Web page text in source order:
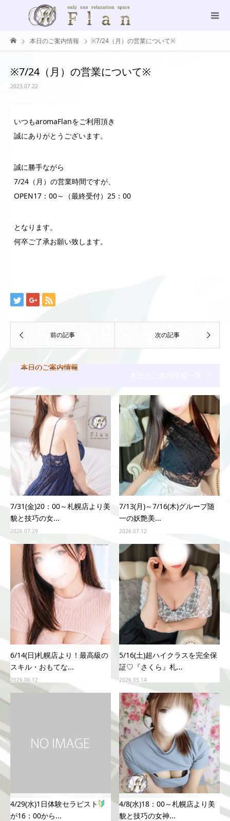
本日のご案内情報 ※7/24（月）の営業について※
※7/24（月）の営業について※
2023.07.22
いつもaromaFlanをご利用頂き
誠にありがとうございます。
誠に勝手ながら
7/24（月）の営業時間ですが、
OPEN17：00～（最終受付）25：00
となります。
何卒ご了承お願い致します。
本日のご案内情報
7/31(金)20：00～札幌店より美
貌と技巧の女...
2026.07.29
7/13(月)～7/16(木)グループ随
一の妖艶美...
2026.07.12
6/14(日)札幌店より！最高級の
スキル・おもてな...
2026.06.12
5/16(土)超ハイクラスを完全保
証♡『さくら』札...
2026.05.14
4/29(水)1日体験セラピスト
が16：00から...
4/8(水)18：00～札幌店より美
貌と技巧の女神...